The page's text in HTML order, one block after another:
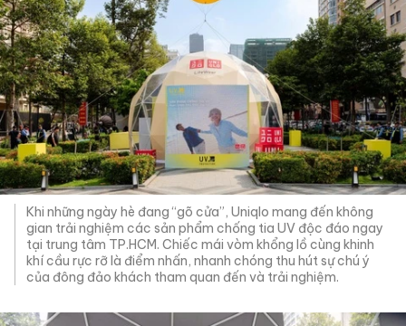
Khi những ngày hè đang “gõ cửa”, Uniqlo mang đến không
gian trải nghiệm các sản phẩm chống tia UV độc đáo ngay
tại trung tâm TP.HCM. Chiếc mái vòm khổng lồ cùng khinh
khí cầu rực rỡ là điểm nhấn, nhanh chóng thu hút sự chú ý
của đông đảo khách tham quan đến và trải nghiệm.